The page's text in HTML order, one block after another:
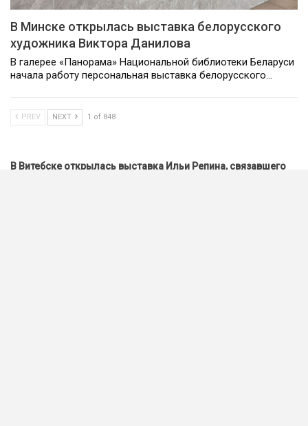
В Минске открылась выставка белорусского
художника Виктора Данилова
В галерее «Панорама» Национальной библиотеки Беларуси
начала работу персональная выставка белорусского…
PREV NEXT 1 of 848
В Витебске открылась выставка Ильи Репина, связавшего